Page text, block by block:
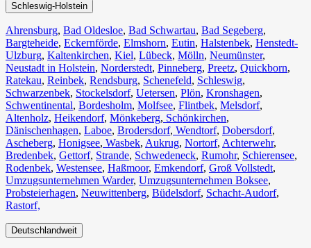
Schleswig-Holstein
Ahrensburg, Bad Oldesloe, Bad Schwartau, Bad Segeberg,
Bargteheide, Eckernförde, Elmshorn, Eutin, Halstenbek, Henstedt-
Ulzburg, Kaltenkirchen, Kiel, Lübeck, Mölln, Neumünster,
Neustadt in Holstein, Norderstedt, Pinneberg, Preetz, Quickborn,
Ratekau, Reinbek, Rendsburg, Schenefeld, Schleswig,
Schwarzenbek, Stockelsdorf, Uetersen, Plön, Kronshagen,
Schwentinental, Bordesholm, Molfsee, Flintbek, Melsdorf,
Altenholz, Heikendorf, Mönkeberg, Schönkirchen,
Dänischenhagen, Laboe, Brodersdorf, Wendtorf, Dobersdorf,
Ascheberg, Honigsee, Wasbek, Aukrug, Nortorf, Achterwehr,
Bredenbek, Gettorf, Strande, Schwedeneck, Rumohr, Schierensee,
Rodenbek, Westensee, Haßmoor, Emkendorf, Groß Vollstedt,
Umzugsunternehmen Warder, Umzugsunternehmen Boksee,
Probsteierhagen, Neuwittenberg, Büdelsdorf, Schacht-Audorf,
Rastorf,
Deutschlandweit